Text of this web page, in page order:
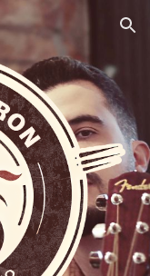
Skip to navigation